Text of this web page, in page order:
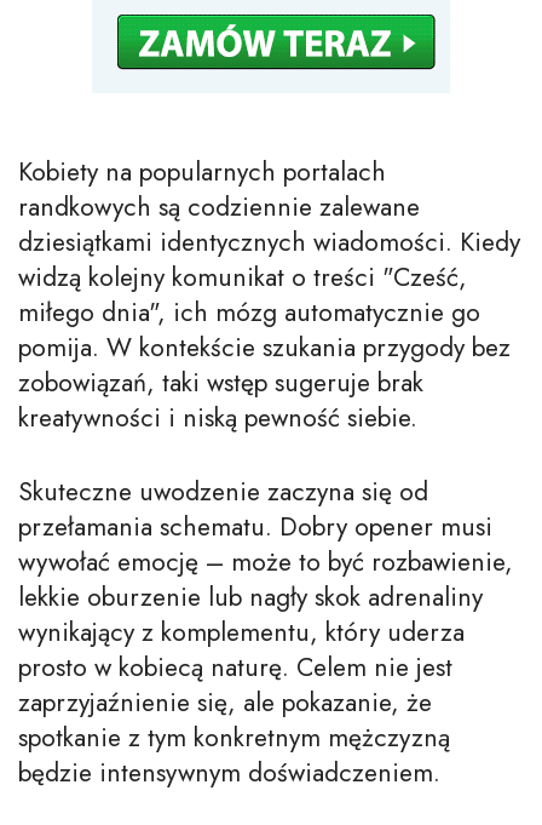
Kobiety na popularnych portalach
randkowych są codziennie zalewane
dziesiątkami identycznych wiadomości. Kiedy
widzą kolejny komunikat o treści "Cześć,
miłego dnia", ich mózg automatycznie go
pomija. W kontekście szukania przygody bez
zobowiązań, taki wstęp sugeruje brak
kreatywności i niską pewność siebie.
Skuteczne uwodzenie zaczyna się od
przełamania schematu. Dobry opener musi
wywołać emocję – może to być rozbawienie,
lekkie oburzenie lub nagły skok adrenaliny
wynikający z komplementu, który uderza
prosto w kobiecą naturę. Celem nie jest
zaprzyjaźnienie się, ale pokazanie, że
spotkanie z tym konkretnym mężczyzną
będzie intensywnym doświadczeniem.